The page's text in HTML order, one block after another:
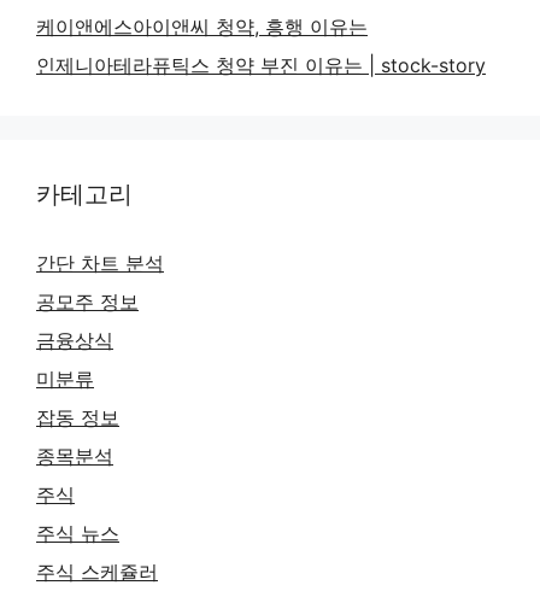
케이앤에스아이앤씨 청약, 흥행 이유는
인제니아테라퓨틱스 청약 부진 이유는 | stock-story
카테고리
간단 차트 분석
공모주 정보
금융상식
미분류
잡동 정보
종목분석
주식
주식 뉴스
주식 스케쥴러